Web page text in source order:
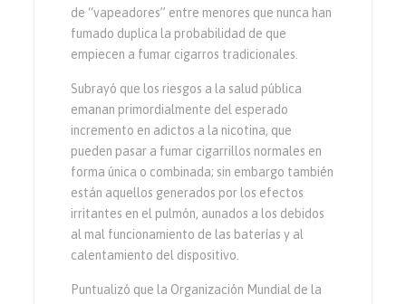
de “vapeadores” entre menores que nunca han
fumado duplica la probabilidad de que
empiecen a fumar cigarros tradicionales.
Subrayó que los riesgos a la salud pública
emanan primordialmente del esperado
incremento en adictos a la nicotina, que
pueden pasar a fumar cigarrillos normales en
forma única o combinada; sin embargo también
están aquellos generados por los efectos
irritantes en el pulmón, aunados a los debidos
al mal funcionamiento de las baterías y al
calentamiento del dispositivo.
Puntualizó que la Organización Mundial de la